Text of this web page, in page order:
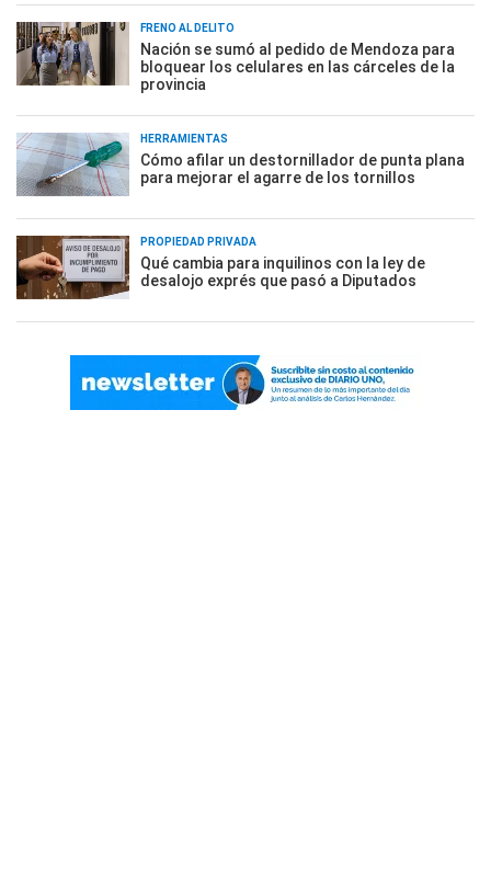
FRENO AL DELITO
Nación se sumó al pedido de Mendoza para
bloquear los celulares en las cárceles de la
provincia
HERRAMIENTAS
Cómo afilar un destornillador de punta plana
para mejorar el agarre de los tornillos
PROPIEDAD PRIVADA
Qué cambia para inquilinos con la ley de
desalojo exprés que pasó a Diputados